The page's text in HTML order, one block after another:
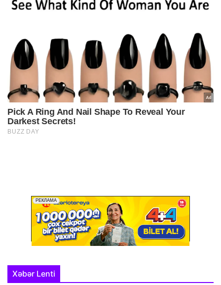
Xəbər Lenti